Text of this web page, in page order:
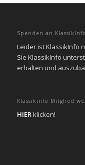
Spenden an KlassikInfo
Leider ist KlassikInfo
Sie KlassikInfo
erhalten und
Klassikinfo Mitglied
HIERklicken!